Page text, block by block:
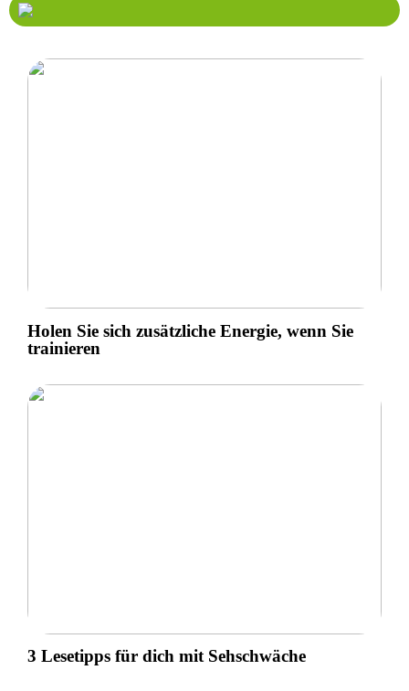
Holen Sie sich zusätzliche Energie, wenn Sie
trainieren
3 Lesetipps für dich mit Sehschwäche